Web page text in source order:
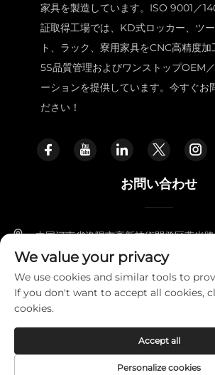
家具を製造しています。ISO 9001／
証取得工場では、KD式ロッカー、ツ
ト、ラック、寮用家具をCNC高精度加
5S品質管理およびワンストップOEM
ーションを提供しています。今すぐお
ださい！
お問い合わせ
中国河南省洛陽市高新技術開発区燕光
+86-18338800729
[email protected]
Copyright © 2025 LUOYANG
EXPORT TRADING CO., LTD プライバシーポ
We value your privacy
We use cookies and similar tools to
If you don't want to accept all cookies,
cookies.
Personalize cookies
Accept all